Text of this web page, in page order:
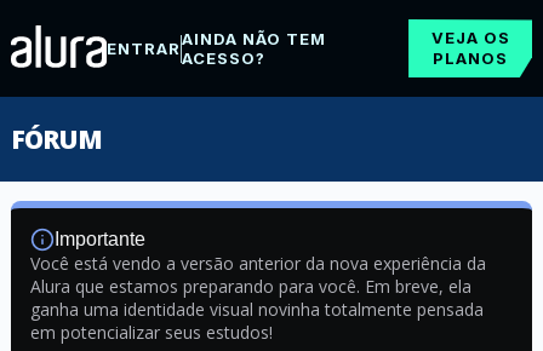
ENTRARAINDA NÃO TEM
ACESSO?
VEJA OS
PLANOS
FÓRUM
Importante
Você está vendo a versão anterior da nova experiência da
Alura que estamos preparando para você. Em breve, ela
ganha uma identidade visual novinha totalmente pensada
em potencializar seus estudos!